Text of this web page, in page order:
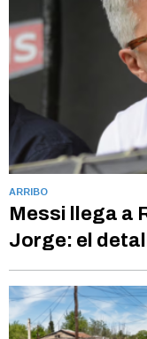
ARRIBO
Messi llega a
Jorge: el